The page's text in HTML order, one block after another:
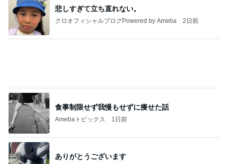
悲しすぎて立ち直れない。
クロオフィシャルブログPowered by Ameba 2日前
食事制限せず我慢もせずに痩せた話
Amebaトピックス 1日前
ありがとうございます